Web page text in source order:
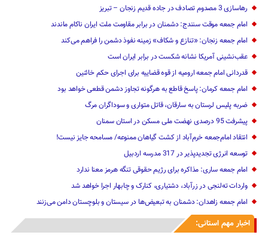
رهاسازی 3 مصدوم تصادف در جاده قدیم زنجان – تبریز
امام جمعه موقت سنندج: دشمنان در برابر مقاومت ملت ایران ناکام ماندند
امام جمعه زنجان: «تنازع و شکاف» زمینه نفوذ دشمن را فراهم می‌کند
عقب‌نشینی آمریکا نشانه شکست در برابر ایران است
قدردانی امام جمعه ارومیه از قوه قضاییه برای اجرای حکم خائنین ‌
امام جمعه کرمان: پاسخ قاطع به هرگونه تجاوز دشمن قطعی خواهد بود
ضربه پلیس لرستان به سارقان، قاتل متواری و سوداگران مرگ
پیشرفت 95 درصدی نهضت ملی مسکن در استان سمنان
انتقاد امام‌جمعه خرم‌آباد از کشت گیاهان ممنوعه/ مسامحه جایز نیست!
توسعه انرژی تجدیدپذیر در 317 مدرسه اردبیل
امام جمعه ساری: مذاکره برای رژیم حقوقی تنگه هرمز معنا ندارد
واردات ته‌لنجی در زرآباد، دشتیاری، کنارک و چابهار اجرا خواهد شد‌
امام جمعه زاهدان: دشمنان به تبعیض‌ها در سیستان و بلوچستان دامن می‌زنند
اخبار مهم استانی: